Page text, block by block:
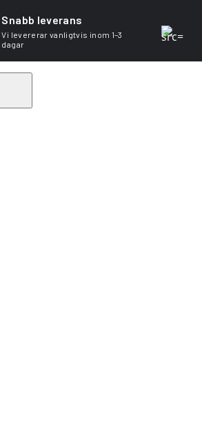
Snabb leverans
Vi levererar vanligtvis inom 1–3
dagar